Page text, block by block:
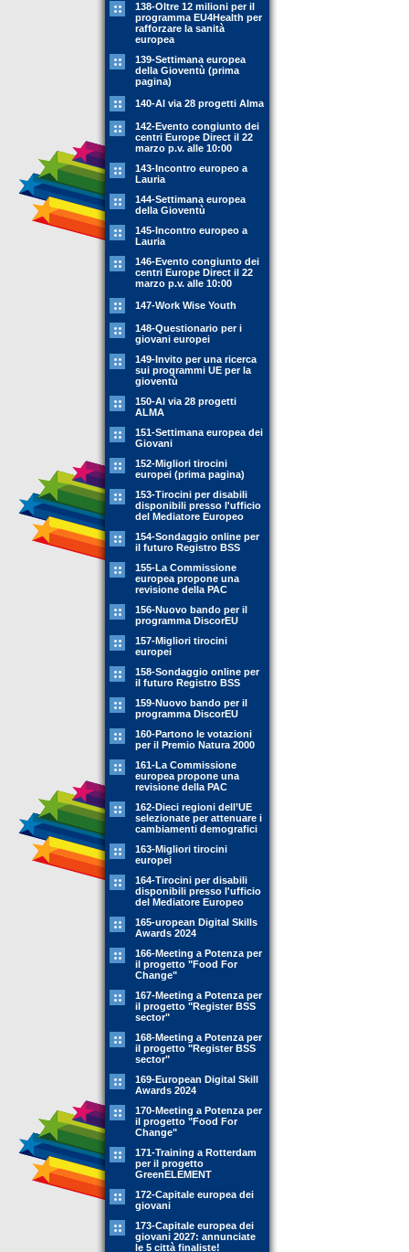
138-Oltre 12 milioni per il
programma EU4Health per
rafforzare la sanità
europea
139-Settimana europea
della Gioventù (prima
pagina)
140-Al via 28 progetti Alma
142-Evento congiunto dei
centri Europe Direct il 22
marzo p.v. alle 10:00
143-Incontro europeo a
Lauria
144-Settimana europea
della Gioventù
145-Incontro europeo a
Lauria
146-Evento congiunto dei
centri Europe Direct il 22
marzo p.v. alle 10:00
147-Work Wise Youth
148-Questionario per i
giovani europei
149-Invito per una ricerca
sui programmi UE per la
gioventù
150-Al via 28 progetti
ALMA
151-Settimana europea dei
Giovani
152-Migliori tirocini
europei (prima pagina)
153-Tirocini per disabili
disponibili presso l'ufficio
del Mediatore Europeo
154-Sondaggio online per
il futuro Registro BSS
155-La Commissione
europea propone una
revisione della PAC
156-Nuovo bando per il
programma DiscorEU
157-Migliori tirocini
europei
158-Sondaggio online per
il futuro Registro BSS
159-Nuovo bando per il
programma DiscorEU
160-Partono le votazioni
per il Premio Natura 2000
161-La Commissione
europea propone una
revisione della PAC
162-Dieci regioni dell’UE
selezionate per attenuare i
cambiamenti demografici
163-Migliori tirocini
europei
164-Tirocini per disabili
disponibili presso l'ufficio
del Mediatore Europeo
165-uropean Digital Skills
Awards 2024
166-Meeting a Potenza per
il progetto "Food For
Change"
167-Meeting a Potenza per
il progetto "Register BSS
sector"
168-Meeting a Potenza per
il progetto "Register BSS
sector"
169-European Digital Skill
Awards 2024
170-Meeting a Potenza per
il progetto "Food For
Change"
171-Training a Rotterdam
per il progetto
GreenELEMENT
172-Capitale europea dei
giovani
173-Capitale europea dei
giovani 2027: annunciate
le 5 città finaliste!